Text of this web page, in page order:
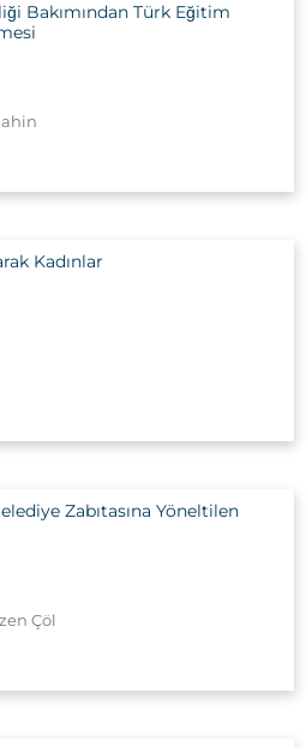
Bakımından Türk Eğitim
Kadınlar
Zabıtasına Yöneltilen
Çöl